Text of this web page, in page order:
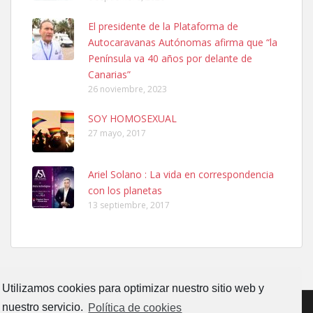
Utilizamos cookies para optimizar nuestro sitio web y
nuestro servicio. Política de cookies
SHIBA PERDIDO AVDA JOSE MESA Y LOPEZ
PERRO MACHO RAZA SHIBA CON MICROCHIP PERDIDO HOY
06/07/2025 ZONA MESA Y LOPEZ. ES MUY ASUSTADIZO
Leales.org » Gran Canaria
6.7.2025
Ninfa perdida
El día 5 se los perdió una ninfa papillera, asustada tiene miedo a la
calle, se perdió por la zon...
El presidente de la Plataforma de
Autocaravanas Autónomas afirma que “la
Península va 40 años por delante de
Canarias”
26 noviembre, 2023
SOY HOMOSEXUAL
27 mayo, 2017
Ariel Solano : La vida en correspondencia
con los planetas
13 septiembre, 2017